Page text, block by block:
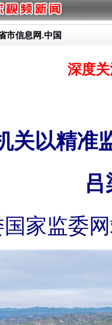
市信息网.中国
深度
关以精准
家监委